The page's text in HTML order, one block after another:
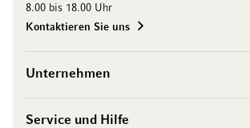
8.00 bis 18.00 Uhr
Kontaktieren Sie uns
Unternehmen
Service und Hilfe